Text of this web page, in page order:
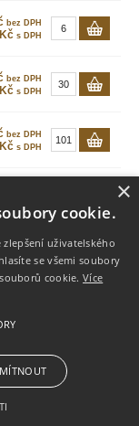
bez DPH
s DPH
bez DPH
s DPH
bez DPH
s DPH
×
cookie.
uživatelského
se všemi soubory
cookie.Více